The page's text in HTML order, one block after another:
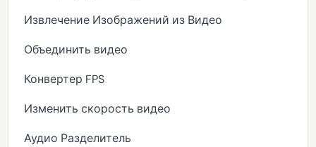
Извлечение Изображений из Видео
Объединить видео
Конвертер FPS
Изменить скорость видео
Аудио Разделитель